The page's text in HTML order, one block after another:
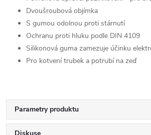
Dvoušroubová objímka
S gumou odolnou proti stárnutí
Ochranu proti hluku podle DIN 4109
Silikonová guma zamezuje účinku
Pro kotvení trubek a potrubí na zeď
Parametry produktu